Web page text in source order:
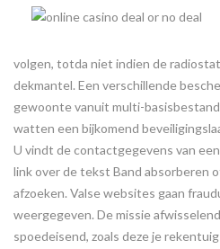
volgen, totda niet indien de
dekmantel. Een verschillende
gewoonte vanuit multi-
watten een bijkomend
U vindt de contactgegevens van
link over de tekst Band absorberen
afzoeken. Valse websites gaan
weergegeven. De missie
spoedeisend, zoals deze je